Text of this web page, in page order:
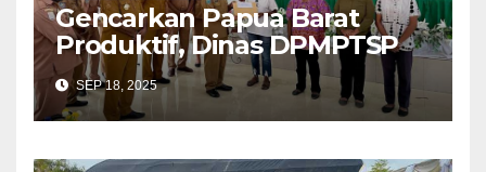
Gencarkan Papua Barat
Produktif, Dinas DPMPTSP
Sosialiasi Perizinan Berusaha
Berbasis Risiko dan NIB
SEP 18, 2025